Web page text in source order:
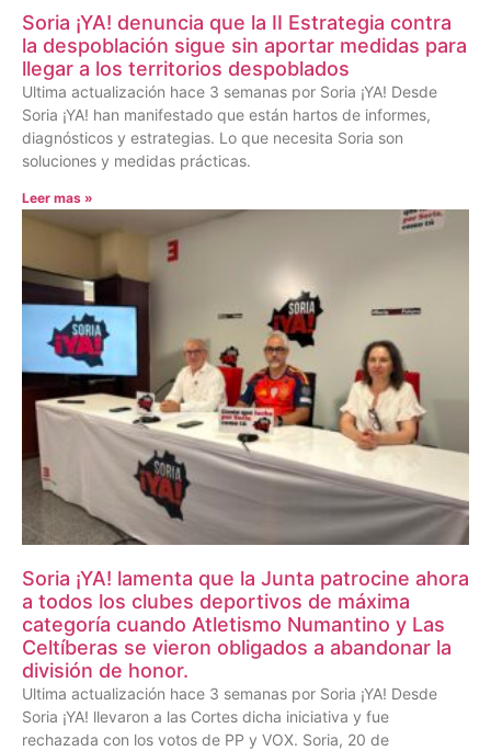
Soria ¡YA! denuncia que la II Estrategia contra
la despoblación sigue sin aportar medidas para
llegar a los territorios despoblados
Ultima actualización hace 3 semanas por Soria ¡YA! Desde
Soria ¡YA! han manifestado que están hartos de informes,
diagnósticos y estrategias. Lo que necesita Soria son
soluciones y medidas prácticas.
Leer mas »
Soria ¡YA! lamenta que la Junta patrocine ahora
a todos los clubes deportivos de máxima
categoría cuando Atletismo Numantino y Las
Celtíberas se vieron obligados a abandonar la
división de honor.
Ultima actualización hace 3 semanas por Soria ¡YA! Desde
Soria ¡YA! llevaron a las Cortes dicha iniciativa y fue
rechazada con los votos de PP y VOX. Soria, 20 de